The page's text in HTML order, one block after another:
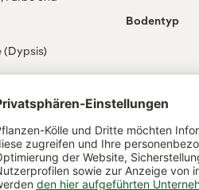
,
, pflegeleicht
Bodentyp
Wasserbedarf